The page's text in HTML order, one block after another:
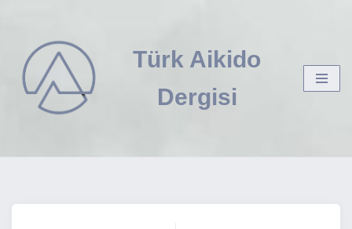
İçeriğe
geç
Türk Aikido
Dergisi